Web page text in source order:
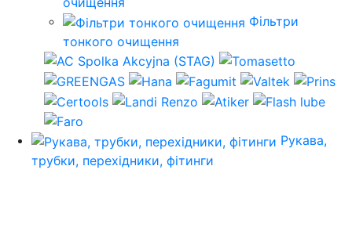
Фільтри
тонкого очищення
Рукава,
трубки, перехідники, фітинги